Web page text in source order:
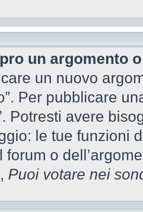
un argomento
un nuovo
Per pubblicare
Potresti avere
le tue funzioni
forum o
, Puoi votare nei